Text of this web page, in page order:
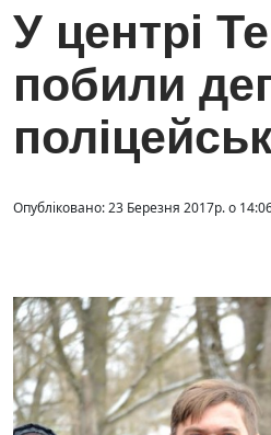
У центрі
побили
Опубліковано: 23 Березня 2017р. о